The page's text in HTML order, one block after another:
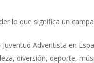
lo que significa un
Adventista en
diversión, deporte,